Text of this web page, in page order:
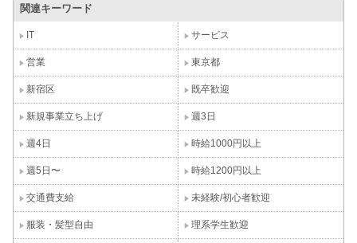
関連キーワード
IT サービス
営業 東京都
新宿区 既卒歓迎
新規事業立ち上げ 週3日
週4日 時給1000円以上
週5日〜 時給1200円以上
交通費支給 未経験/初心者歓迎
服装・髪型自由 理系学生歓迎